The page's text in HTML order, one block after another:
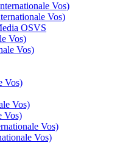
Vos)
Vos)
OSVS
Vos)
Vos)
Vos)
Vos)
Vos)
Vos)
Vos)